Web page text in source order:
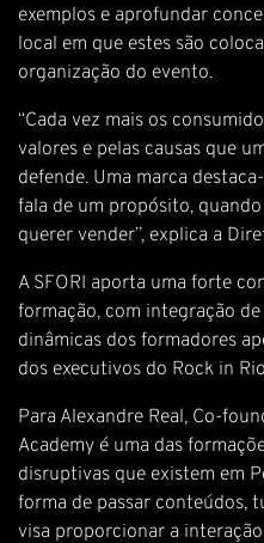
exemplos e aprofundar
local em que estes são
organização do evento.
“Cada vez mais os
valores e pelas causas que
defende. Uma marca
fala de um propósito,
querer vender”, explica a
A SFORI aporta uma forte
formação, com integração
dinâmicas dos formadores
dos executivos do Rock in
Para Alexandre Real, Co-
Academy é uma das
disruptivas que existem em
forma de passar conteúdos,
visa proporcionar a